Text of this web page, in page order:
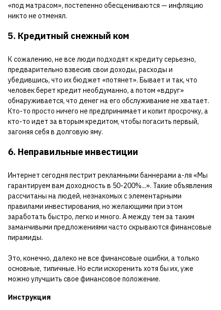
«под матрасом», постепенно обесцениваются — инфляцию
никто не отменял.
5. Кредитный снежный ком
К сожалению, не все люди подходят к кредиту серьезно,
предварительно взвесив свои доходы, расходы и
убедившись, что их бюджет «потянет». Бывает и так, что
человек берет кредит необдуманно, а потом «вдруг»
обнаруживается, что денег на его обслуживание не хватает.
Кто-то просто ничего не предпринимает и копит просрочку, а
кто-то идет за вторым кредитом, чтобы погасить первый,
загоняя себя в долговую яму.
6. Неправильные инвестиции
Интернет сегодня пестрит рекламными баннерами а-ля «Мы
гарантируем вам доходность в 50-200%...». Такие объявления
рассчитаны на людей, незнакомых с элементарными
правилами инвестирования, но желающими при этом
заработать быстро, легко и много. А между тем за таким
заманчивыми предложениями часто скрываются финансовые
пирамиды.
Это, конечно, далеко не все финансовые ошибки, а только
основные, типичные. Но если искоренить хотя бы их, уже
можно улучшить свое финансовое положение.
Инструкция